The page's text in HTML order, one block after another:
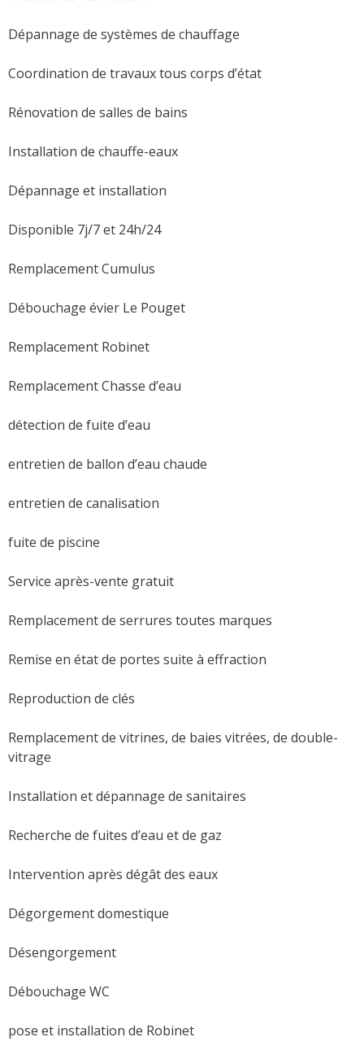
Dépannage de systèmes de chauffage
Coordination de travaux tous corps d’état
Rénovation de salles de bains
Installation de chauffe-eaux
Dépannage et installation
Disponible 7j/7 et 24h/24
Remplacement Cumulus
Débouchage évier Le Pouget
Remplacement Robinet
Remplacement Chasse d’eau
détection de fuite d’eau
entretien de ballon d’eau chaude
entretien de canalisation
fuite de piscine
Service après-vente gratuit
Remplacement de serrures toutes marques
Remise en état de portes suite à effraction
Reproduction de clés
Remplacement de vitrines, de baies vitrées, de double-
vitrage
Installation et dépannage de sanitaires
Recherche de fuites d’eau et de gaz
Intervention après dégât des eaux
Dégorgement domestique
Désengorgement
Débouchage WC
pose et installation de Robinet